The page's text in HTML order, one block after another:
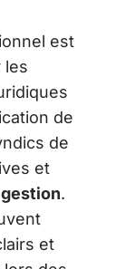
est
les
de
de
et
.
et